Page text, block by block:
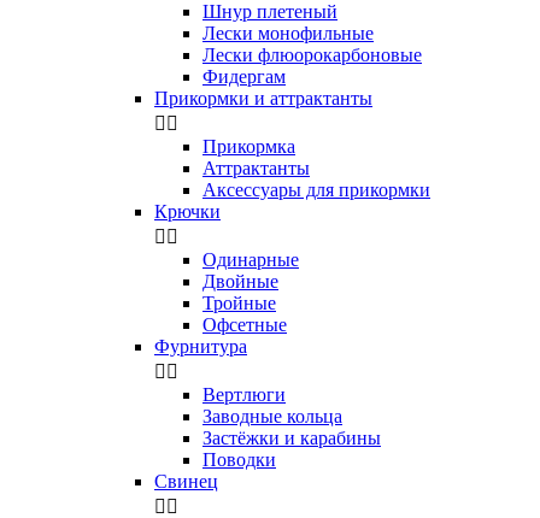
Шнур плетеный
Лески монофильные
Лески флюорокарбоновые
Фидергам
Прикормки и аттрактанты
 
Прикормка
Аттрактанты
Аксессуары для прикормки
Крючки
 
Одинарные
Двойные
Тройные
Офсетные
Фурнитура
 
Вертлюги
Заводные кольца
Застёжки и карабины
Поводки
Свинец
 